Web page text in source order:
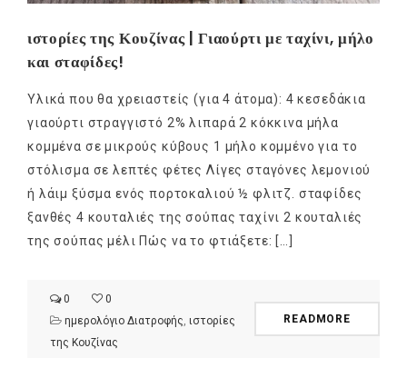
ιστορίες της Κουζίνας | Γιαούρτι με ταχίνι, μήλο
και σταφίδες!
Υλικά που θα χρειαστείς (για 4 άτομα): 4 κεσεδάκια
γιαούρτι στραγγιστό 2% λιπαρά 2 κόκκινα μήλα
κομμένα σε μικρούς κύβους 1 μήλο κομμένο για το
στόλισμα σε λεπτές φέτες Λίγες σταγόνες λεμονιού
ή λάιμ ξύσμα ενός πορτοκαλιού ½ φλιτζ. σταφίδες
ξανθές 4 κουταλιές της σούπας ταχίνι 2 κουταλιές
της σούπας μέλι Πώς να το φτιάξετε: […]
0
0
ημερολόγιο Διατροφής ιστορίες
της Κουζίνας
READMORE